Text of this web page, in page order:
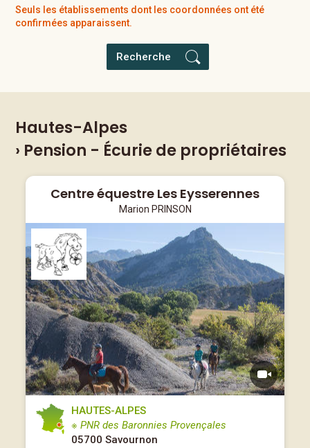
Seuls les établissements dont les coordonnées ont été
confirmées apparaissent.
Recherche
Hautes-Alpes
› Pension - Écurie de propriétaires
Centre équestre Les Eysserennes
Marion PRINSON
HAUTES-ALPES
※ PNR des Baronnies Provençales
05700 Savournon